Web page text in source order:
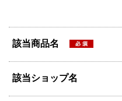
該当商品名
該当ショップ名